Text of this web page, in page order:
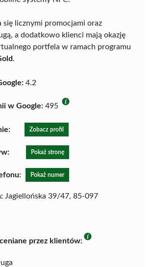
się licznymi promocjami oraz
a dodatkowo klienci mają okazję
portfela w ramach programu
.
4.2
w Google: 495
Zobacz profil
Pokaż stronę
Pokaż numer
Jagiellońska 39/47, 85-097
przez klientów: